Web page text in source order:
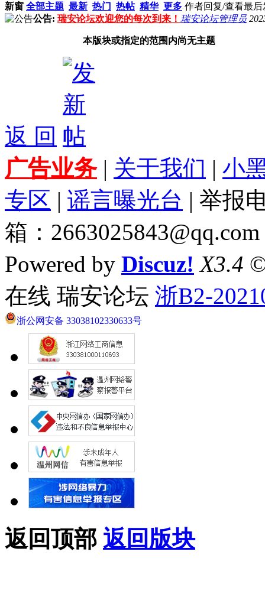
新窗 全部主题 最新 热门 热帖 精华 更多 作者回复/查看最后
公告: 瑞安论坛欢迎您的每次到来！ 瑞安论坛管理员
本版块或指定的范围内尚无主题
返 回
广告业务| 关于我们 | 小
专区 | 谣言曝光台 | 举报
箱：2663025843@qq.com
Powered by Discuz! X3.4
在线 瑞安论坛 浙B2-
浙公网安备 33038102330633号
返回顶部 返回版块